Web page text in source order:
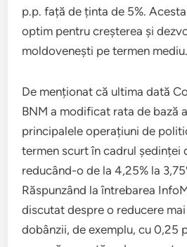
p.p. față de ținta de 5%.
optim pentru creșterea și
moldovenești pe termen mediu.
De menționat că ultima dată
BNM a modificat rata de bază
principalele operațiuni de
termen scurt în cadrul ședinței
reducând-o de la 4,25% la
Răspunzând la întrebarea
discutat despre o reducere
dobânzii, de exemplu, cu 0,25